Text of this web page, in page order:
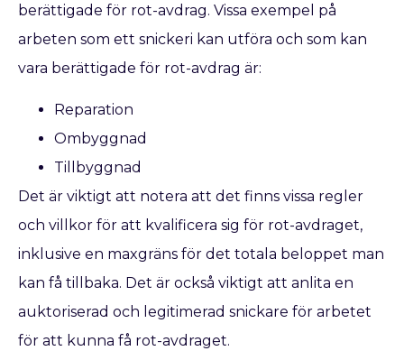
berättigade för rot-avdrag. Vissa exempel på
arbeten som ett snickeri kan utföra och som kan
vara berättigade för rot-avdrag är:
Reparation
Ombyggnad
Tillbyggnad
Det är viktigt att notera att det finns vissa regler
och villkor för att kvalificera sig för rot-avdraget,
inklusive en maxgräns för det totala beloppet man
kan få tillbaka. Det är också viktigt att anlita en
auktoriserad och legitimerad snickare för arbetet
för att kunna få rot-avdraget.